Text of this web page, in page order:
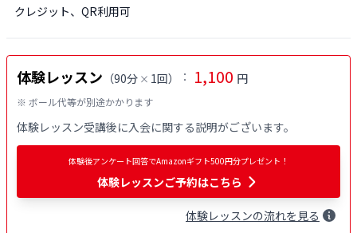
クレジット、QR利用可
体験レッスン （90分 × 1回） ： 1,100 円
※ ボール代等が別途かかります
体験レッスン受講後に入会に関する説明がございます。
体験後アンケート回答でAmazonギフト500円分プレゼント！
体験レッスンご予約はこちら
体験レッスンの流れを見る